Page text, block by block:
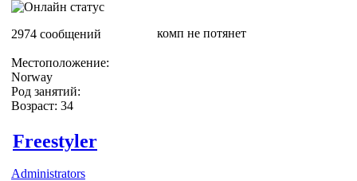
2974 сообщений
Местоположение:
Norway
Род занятий:
Возраст: 34
комп не потянет
Freestyler
Administrators